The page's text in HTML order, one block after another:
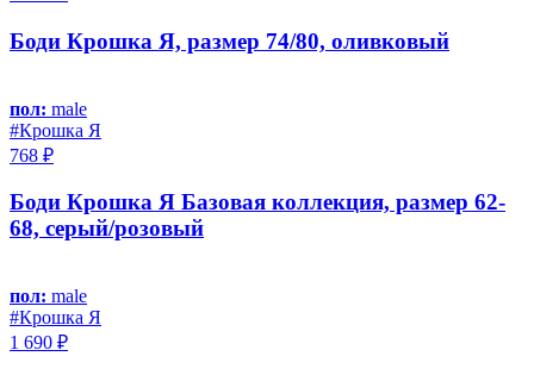
Боди Крошка Я, размер 74/80, оливковый
пол: male
#Крошка Я
768 ₽
Боди Крошка Я Базовая коллекция, размер 62-
68, серый/розовый
пол: male
#Крошка Я
1 690 ₽